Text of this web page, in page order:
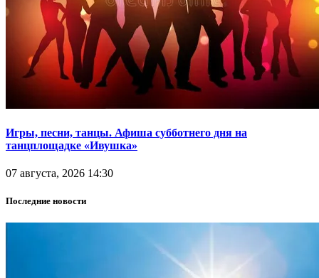
Игры, песни, танцы. Афиша субботнего дня на
танцплощадке «Ивушка»
07 августа, 2026 14:30
Последние новости